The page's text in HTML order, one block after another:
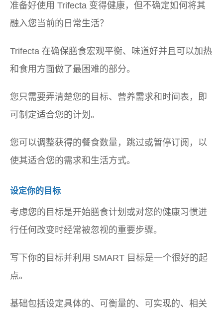
准备好使用 Trifecta 变得健康，但不确定如何将其
融入您当前的日常生活？
Trifecta 在确保膳食宏观平衡、味道好并且可以加热
和食用方面做了最困难的部分。
您只需要弄清楚您的目标、营养需求和时间表，即
可制定适合您的计划。
您可以调整获得的餐食数量，跳过或暂停订阅，以
使其适合您的需求和生活方式。
设定你的目标
考虑您的目标是开始膳食计划或对您的健康习惯进
行任何改变时经常被忽视的重要步骤。
写下你的目标并利用 SMART 目标是一个很好的起
点。
基础包括设定具体的、可衡量的、可实现的、相关